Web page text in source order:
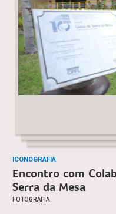
ICONOGRAFIA
Encontro com
Serra da Mesa
FOTOGRAFIA